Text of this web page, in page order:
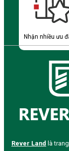
Nhận nhiều ưu
Rever Land là